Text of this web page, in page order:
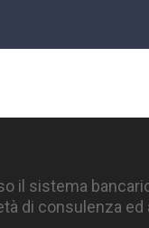
il sistema
di consulenza ed